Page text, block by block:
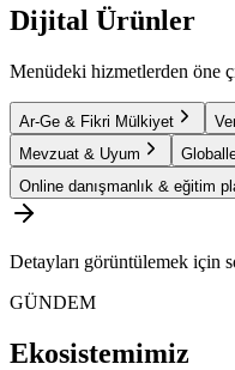
Dijital Ürünler
Menüdeki hizmetlerden öne
Ar-Ge & Fikri Mülkiyet
Mevzuat & Uyum
Online danışmanlık & eğitim
Detayları görüntülemek için
GÜNDEM
Ekosistemimiz